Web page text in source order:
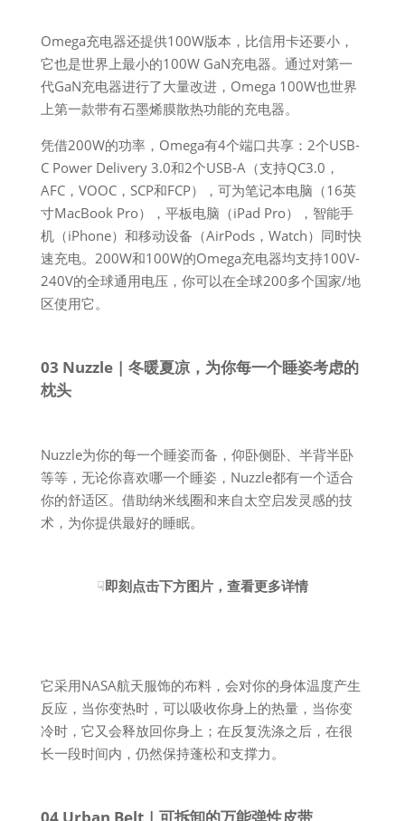
Omega充电器还提供100W版本，比信用卡还要小，
它也是世界上最小的100W GaN充电器。通过对第一
代GaN充电器进行了大量改进，Omega 100W也世界
上第一款带有石墨烯膜散热功能的充电器。​
凭借200W的功率，Omega有4个端口共享：2个USB-
C Power Delivery 3.0和2个USB-A（支持QC3.0，
AFC，VOOC，SCP和FCP），可为笔记本电脑（16英
寸MacBook Pro），平板电脑（iPad Pro），智能手
机（iPhone）和移动设备（AirPods，Watch）同时快
速充电。200W和100W的Omega充电器均支持100V-
240V的全球通用电压，你可以在全球200多个国家/地
区使用它。​
03 Nuzzle | 冬暖夏凉，为你每一个睡姿考虑的
枕头
Nuzzle为你的每一个睡姿而备，仰卧侧卧、半背半卧
等等，无论你喜欢哪一个睡姿，Nuzzle都有一个适合
你的舒适区。借助纳米线圈和来自太空启发灵感的技
术，为你提供最好的睡眠。
☟即刻点击下方图片，查看更多详情
它采用NASA航天服饰的布料，会对你的身体温度产生
反应，当你变热时，可以吸收你身上的热量，当你变
冷时，它又会释放回你身上；在反复洗涤之后，在很
长一段时间内，仍然保持蓬松和支撑力。